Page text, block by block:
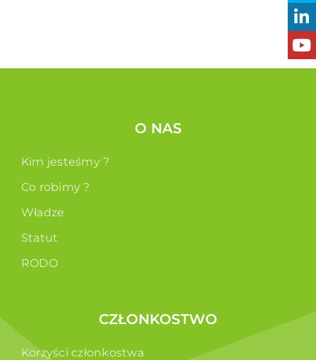
O NAS
Kim jesteśmy ?
Co robimy ?
Władze
Statut
RODO
CZŁONKOSTWO
Korzyści członkostwa